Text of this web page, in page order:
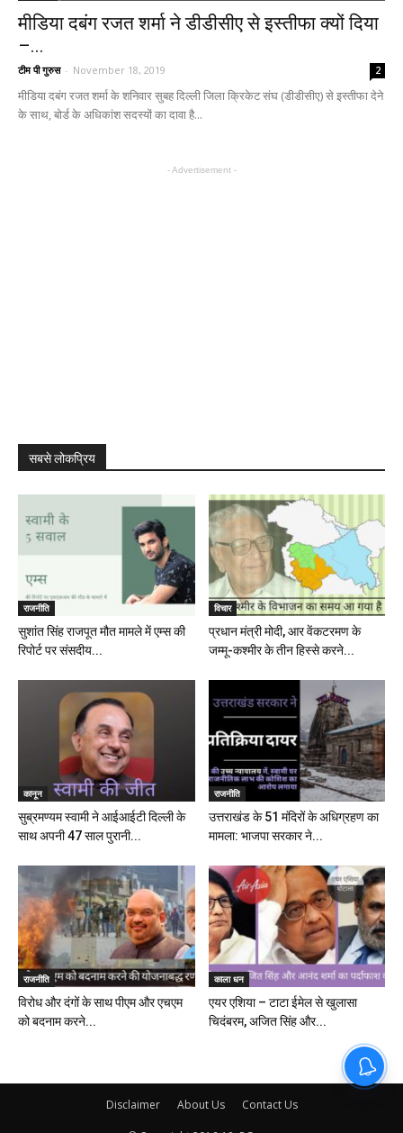
मीडिया दबंग रजत शर्मा ने डीडीसीए से इस्तीफा क्यों दिया
–...
टीम पी गुरुस - November 18, 2019 2
मीडिया दबंग रजत शर्मा के शनिवार सुबह दिल्ली जिला क्रिकेट संघ (डीडीसीए) से इस्तीफा देने
के साथ, बोर्ड के अधिकांश सदस्यों का दावा है...
- Advertisement -
सबसे लोकप्रिय
राजनीति
सुशांत सिंह राजपूत मौत मामले में एम्स की
रिपोर्ट पर संसदीय...
विचार
प्रधान मंत्री मोदी, आर वेंकटरमण के
जम्मू-कश्मीर के तीन हिस्से करने...
कानून
सुब्रमण्यम स्वामी ने आईआईटी दिल्ली के
साथ अपनी 47 साल पुरानी...
राजनीति
उत्तराखंड के 51 मंदिरों के अधिग्रहण का
मामला: भाजपा सरकार ने...
राजनीति
विरोध और दंगों के साथ पीएम और एचएम
को बदनाम करने...
काला धन
एयर एशिया – टाटा ईमेल से खुलासा
चिदंबरम, अजित सिंह और...
Disclaimer About Us Contact Us